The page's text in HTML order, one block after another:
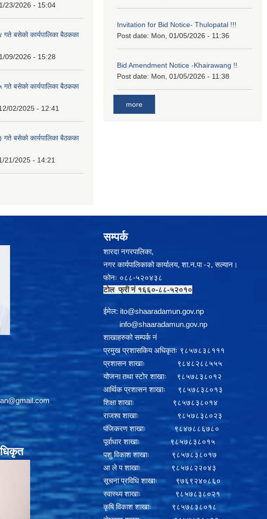
23/2026 - 15:04
बसेको कार्यपालिका बैठकका
09/2026 - 15:28
बसेको कार्यपालिका बैठकका
02/2025 - 12:41
बसेको कार्यपालिका बैठकका
21/2025 - 14:21
Invitation for Bid Notice- Thulopatal !!!
Post date: Mon, 01/05/2026 - 11:36
Bid Amendment Notice -Khairawang !!
Post date: Mon, 01/05/2026 - 11:38
more
सम्पर्क
शारदा नगरपालिका,
नगर कार्यपालिकाको कार्यालय, शा.न.पा -२, सल्यान।
फोनः ०८८-५२०४३८
टोल फ्री नं १६६०-८८-५२०१०
ईमेल: ito@shaaradamun.gov.np
info@shaaradamun.gov.np
शाखाहरुको सम्पर्क नं
प्रमुख प्रशासकिय अधिकृतः ९८५७८३८१११
प्रशासन शाखाः ९८४८२८८५५५
योजना तथा स्टोर शाखाः ९८५७८३८०१२
आर्थिक प्रशासन शाखाः ९८५७८३८०१३
शिक्षा शाखाः ९८५७८३८०१४
राजश्व शाखाः ९८५७८३८०२३
पंजिकरण शाखाः ९८४७८८६७८०
पूर्वाधार शाखाः ९८५७८३८०१५
पशु विकाश शाखाः ९८५७८३८०१७
आ ले प शाखाः ९८५७८२२०४३
सूचना प्रविधि शाखाः ९७६९२४०८६०
स्वास्थ्य शाखाः ९८५७८३८०२१
कृषि विकाश शाखाः ९८५७८३८०१८